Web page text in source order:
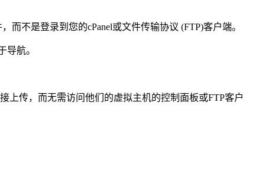
而不是登录到您的cPanel或文件传输协议 (FTP)客户端。
导航。
上传，而无需访问他们的虚拟主机的控制面板或FTP客户